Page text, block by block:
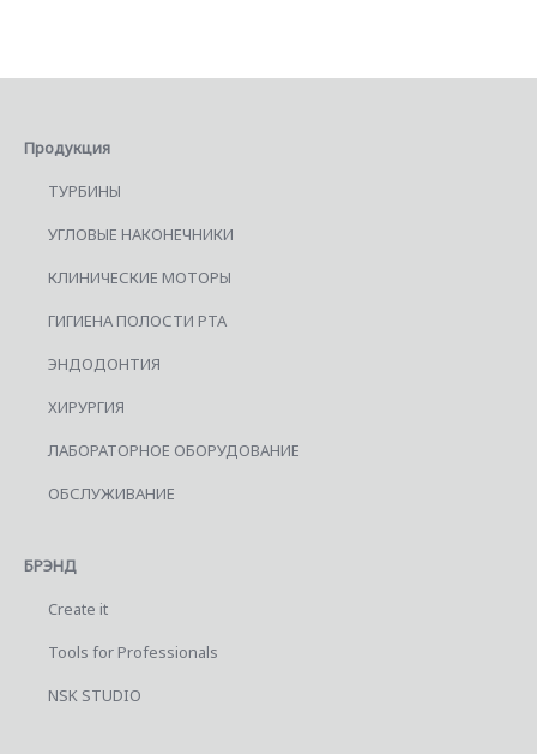
Продукция
ТУРБИНЫ
УГЛОВЫЕ НАКОНЕЧНИКИ
КЛИНИЧЕСКИЕ МОТОРЫ
ГИГИЕНА ПОЛОСТИ РТА
ЭНДОДОНТИЯ
ХИРУРГИЯ
ЛАБОРАТОРНОЕ ОБОРУДОВАНИЕ
ОБСЛУЖИВАНИЕ
БРЭНД
Create it
Tools for Professionals
NSK STUDIO